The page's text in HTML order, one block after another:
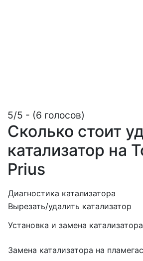
5/5 - (6 голосов)
Сколько стоит
катализатор на
Prius
Диагностика катализатора
Вырезать/удалить катализатор
Установка и замена катализатора
Замена катализатора на